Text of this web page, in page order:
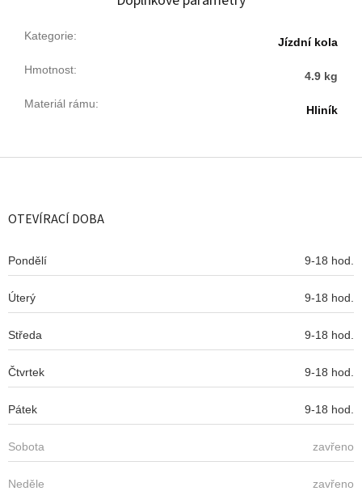
Kategorie: Jízdní kola
Hmotnost: 4.9 kg
Materiál rámu: Hliník
Z
OTEVÍRACÍ DOBA
Pondělí 9-18 hod.
Úterý 9-18 hod.
Středa 9-18 hod.
Čtvrtek 9-18 hod.
Pátek 9-18 hod.
Sobota zavřeno
Neděle zavřeno